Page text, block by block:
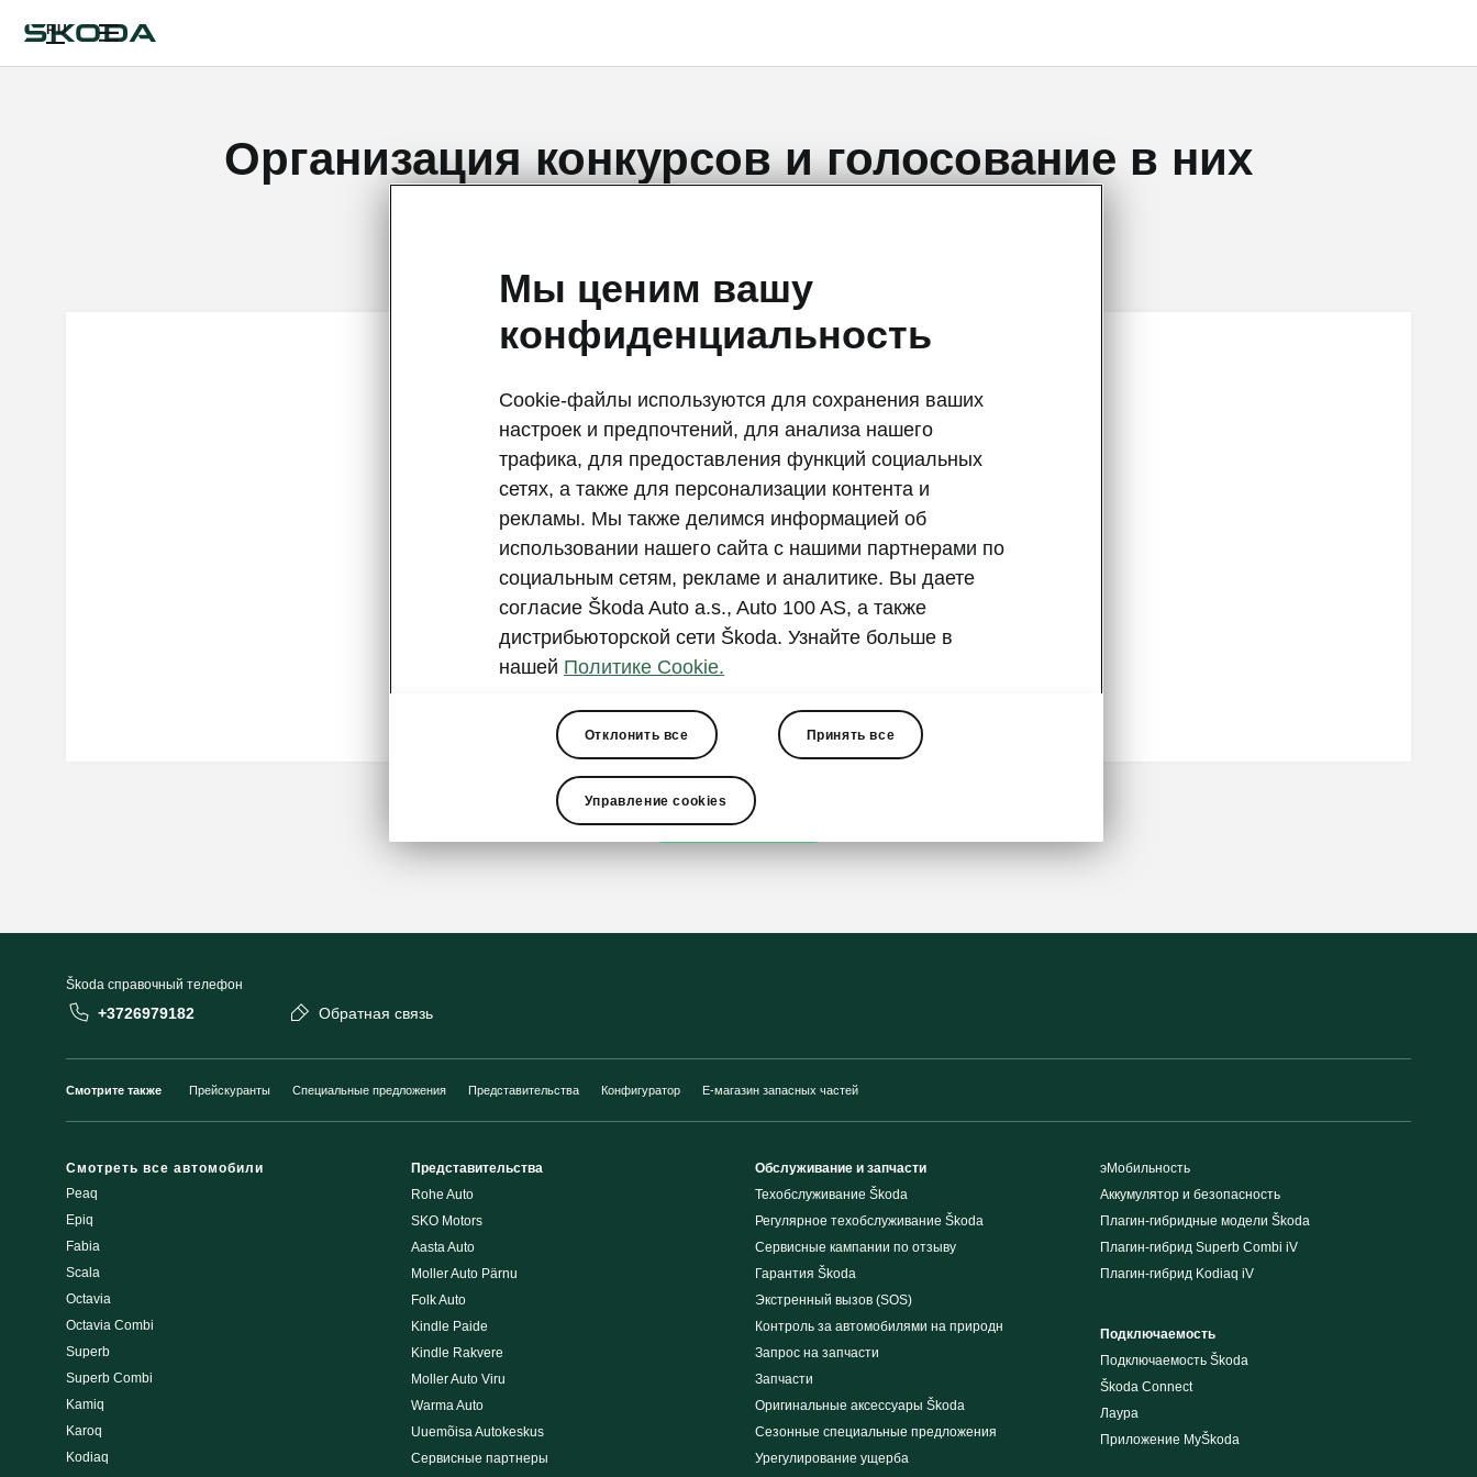
RU
Организация конкурсов и голосование в них
согласие в электронном виде на сайте
http://ru.skoda.ee/muu/isikuandmedили обратившись в компанию
ŠKODA AUTO по указанному адресу. Я имею право аннулировать
согласие до истечения срока, на который оно дано. Аннулирование
согласия не влияет на законность обработки персональных данных,
осуществлявшейся на его основании до аннулирования.
Более подробная информация об обработке персональных данных
приведена в приложении ниже, являющемся неотъемлемой частью
настоящего согласия. Общая информация о защите персональных
MEMORANDUM
Škoda cправочный телефон
+3726979182 Обратная связь
Смотрите также Прейскуранты Специальные предложения Представительства Конфигуратор E-магазин запасных частей
Смотреть все автомобили
Peaq
Epiq
Fabia
Scala
Octavia
Octavia Combi
Superb
Superb Combi
Kamiq
Karoq
Kodiaq
Представительства
Rohe Auto
SKO Motors
Aasta Auto
Moller Auto Pärnu
Folk Auto
Kindle Paide
Kindle Rakvere
Moller Auto Viru
Warma Auto
Uuemõisa Autokeskus
Сервисные партнеры
Обслуживание и запчасти
Техобслуживание Škoda
Регулярное техобслуживание Škoda
Сервисные кампании по отзыву
Гарантия Škoda
Экстренный вызов (SOS)
Контроль за автомобилями на природн
Запрос на запчасти
Запчасти
Оригинальные аксессуары Škoda
Сезонные специальные предложения
Урегулирование ущерба
эМобильность
Аккумулятор и безопасность
Плагин-гибридные модели Škoda
Плагин-гибрид Superb Combi iV
Плагин-гибрид Kodiaq iV
Подключаемость
Подключаемость Škoda
Škoda Connect
Лаура
Приложение MyŠkoda
Мы ценим вашу
конфиденциальность
Cookie-файлы используются для сохранения ваших
настроек и предпочтений, для анализа нашего
трафика, для предоставления функций социальных
сетях, а также для персонализации контента и
рекламы. Мы также делимся информацией об
использовании нашего сайта с нашими партнерами по
социальным сетям, рекламе и аналитике. Вы даете
согласие Škoda Auto a.s., Auto 100 AS, а также
дистрибьюторской сети Škoda. Узнайте больше в
нашей Политике Cookie.
Отклонить все Принять все
Управление cookies